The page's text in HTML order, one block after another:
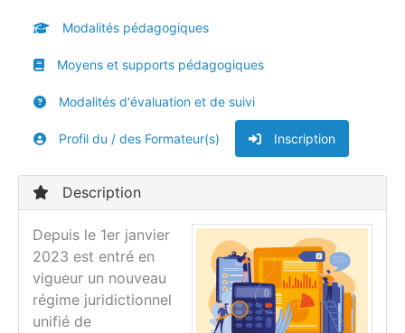
Modalités pédagogiques
Moyens et supports pédagogiques
Modalités d'évaluation et de suivi
Profil du / des Formateur(s) Inscription
Description
Depuis le 1er janvier
2023 est entré en
vigueur un nouveau
régime juridictionnel
unifié de